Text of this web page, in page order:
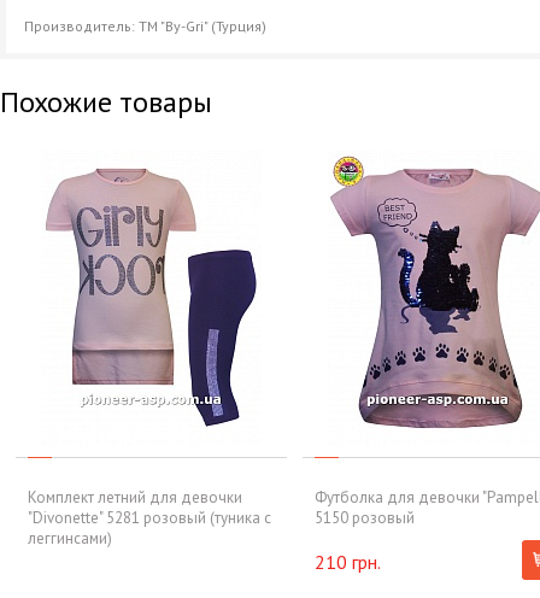
Производитель: ТМ "By-Gri" (Турция)
Похожие товары
Комплект летний для девочки
"Divonette" 5281 розовый (туника с
леггинсами)
Футболка для девочки
5150 розовый
210 грн.